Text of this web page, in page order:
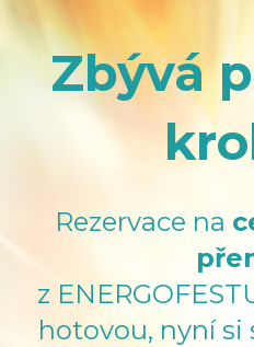
Zbývá
Rezervace na
z
hotovou, nyní si